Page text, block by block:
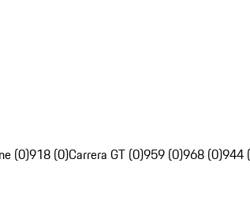
(0)918 (0)Carrera GT (0)959 (0)968 (0)944